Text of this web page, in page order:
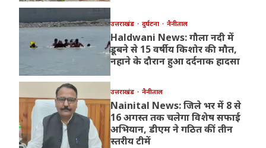
उत्तराखंड दुर्घटना नैनीताल
Haldwani News: गौला नदी में
डूबने से 15 वर्षीय किशोर की मौत,
नहाने के दौरान हुआ दर्दनाक हादसा
उत्तराखंड नैनीताल
Nainital News: जिले भर में 8 से
16 अगस्त तक चलेगा विशेष सफाई
अभियान, डीएम ने गठित कीं तीन
स्तरीय टीमें